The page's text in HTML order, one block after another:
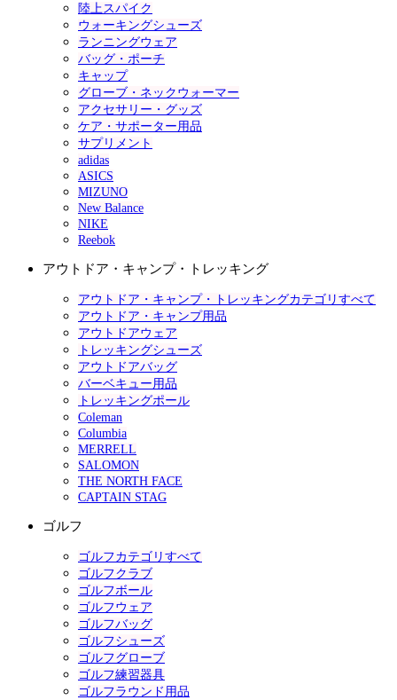
陸上スパイク
ウォーキングシューズ
ランニングウェア
バッグ・ポーチ
キャップ
グローブ・ネックウォーマー
アクセサリー・グッズ
ケア・サポーター用品
サプリメント
adidas
ASICS
MIZUNO
New Balance
NIKE
Reebok
アウトドア・キャンプ・トレッキング
アウトドア・キャンプ・トレッキングカテゴリすべて
アウトドア・キャンプ用品
アウトドアウェア
トレッキングシューズ
アウトドアバッグ
バーベキュー用品
トレッキングポール
Coleman
Columbia
MERRELL
SALOMON
THE NORTH FACE
CAPTAIN STAG
ゴルフ
ゴルフカテゴリすべて
ゴルフクラブ
ゴルフボール
ゴルフウェア
ゴルフバッグ
ゴルフシューズ
ゴルフグローブ
ゴルフ練習器具
ゴルフラウンド用品